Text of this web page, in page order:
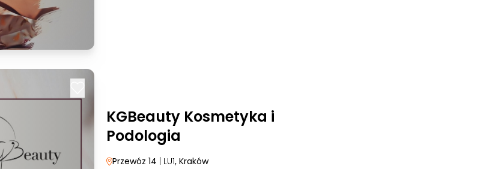
KGBeauty Kosmetyka i
Podologia
Przewóz 14 | LU1, Kraków